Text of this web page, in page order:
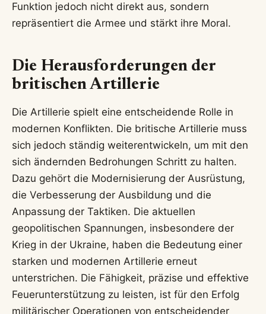
Funktion jedoch nicht direkt aus, sondern
repräsentiert die Armee und stärkt ihre Moral.
Die Herausforderungen der
britischen Artillerie
Die Artillerie spielt eine entscheidende Rolle in
modernen Konflikten. Die britische Artillerie muss
sich jedoch ständig weiterentwickeln, um mit den
sich ändernden Bedrohungen Schritt zu halten.
Dazu gehört die Modernisierung der Ausrüstung,
die Verbesserung der Ausbildung und die
Anpassung der Taktiken. Die aktuellen
geopolitischen Spannungen, insbesondere der
Krieg in der Ukraine, haben die Bedeutung einer
starken und modernen Artillerie erneut
unterstrichen. Die Fähigkeit, präzise und effektive
Feuerunterstützung zu leisten, ist für den Erfolg
militärischer Operationen von entscheidender